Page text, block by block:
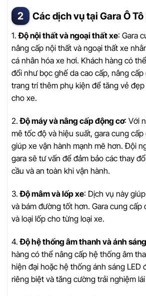
Các dịch vụ tại Gara Ô
1.Độ nội thất và ngoại thất xe: Gara
nâng cấp nội thất và ngoại thất xe
cá nhân hóa xe hơi. Khách hàng có
đổi như bọc ghế da cao cấp, nâng cấp
trang trí thêm phụ kiện để tăng vẻ
cho xe.
2.Độ máy và nâng cấp động cơ: Với
mê tốc độ và hiệu suất, gara cung
giúp xe vận hành mạnh mẽ hơn. Đội
gara sẽ tư vấn để đảm bảo các thay
cầu và an toàn khi vận hành.
3.Độ mâm và lốp xe: Dịch vụ này
và bám đường tốt hơn. Gara cung cấp
và loại lốp cho từng loại xe.
4.Độ hệ thống âm thanh và ánh sáng
hàng có thể nâng cấp hệ thống âm
hiện đại hoặc hệ thống ánh sáng LED
riêng biệt và tăng cường trải nghiệm